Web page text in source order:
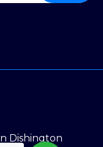
Dishington